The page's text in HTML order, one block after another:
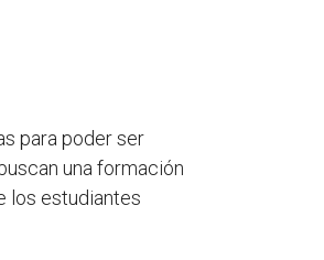
para poder ser
una formación
los estudiantes